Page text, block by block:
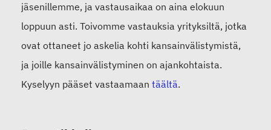
jäsenillemme, ja vastausaikaa on aina elokuun
loppuun asti. Toivomme vastauksia yrityksiltä, jotka
ovat ottaneet jo askelia kohti kansainvälistymistä,
ja joille kansainvälistyminen on ajankohtaista.
Kyselyyn pääset vastaamaan täältä.